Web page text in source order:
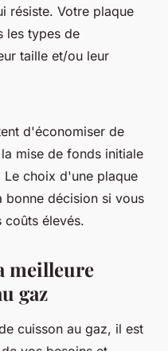
résiste. Votre plaque
les types de
taille et/ou leur
d'économiser de
mise de fonds initiale
Le choix d'une plaque
bonne décision si vous
coûts élevés.
meilleure
gaz
cuisson au gaz, il est